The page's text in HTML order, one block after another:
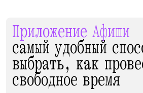
Приложение Афиши
самый удобный
выбрать, как
свободное время